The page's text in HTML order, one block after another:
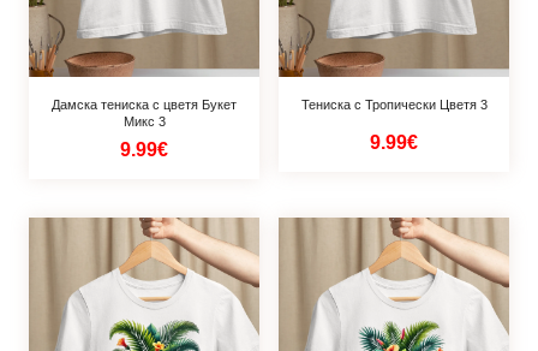
Дамска тениска с цветя Букет
Микс 3
9.99€
Тениска с Тропически Цветя 3
9.99€